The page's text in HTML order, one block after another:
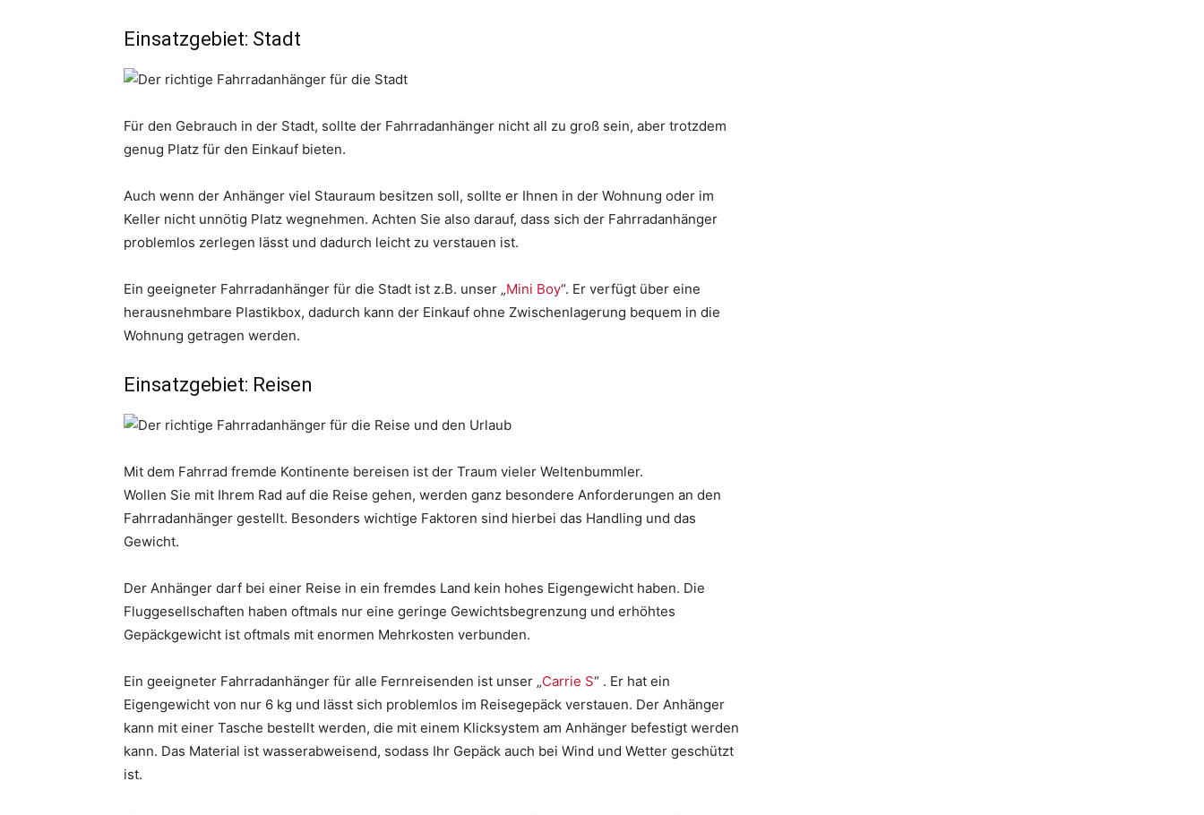
Einsatzgebiet: Stadt
Für den Gebrauch in der Stadt, sollte der Fahrradanhänger nicht all zu groß sein, aber trotzdem
genug Platz für den Einkauf bieten.
Auch wenn der Anhänger viel Stauraum besitzen soll, sollte er Ihnen in der Wohnung oder im
Keller nicht unnötig Platz wegnehmen. Achten Sie also darauf, dass sich der Fahrradanhänger
problemlos zerlegen lässt und dadurch leicht zu verstauen ist.
Ein geeigneter Fahrradanhänger für die Stadt ist z.B. unser „Mini Boy“. Er verfügt über eine
herausnehmbare Plastikbox, dadurch kann der Einkauf ohne Zwischenlagerung bequem in die
Wohnung getragen werden.
Einsatzgebiet: Reisen
Mit dem Fahrrad fremde Kontinente bereisen ist der Traum vieler Weltenbummler.
Wollen Sie mit Ihrem Rad auf die Reise gehen, werden ganz besondere Anforderungen an den
Fahrradanhänger gestellt. Besonders wichtige Faktoren sind hierbei das Handling und das
Gewicht.
Der Anhänger darf bei einer Reise in ein fremdes Land kein hohes Eigengewicht haben. Die
Fluggesellschaften haben oftmals nur eine geringe Gewichtsbegrenzung und erhöhtes
Gepäckgewicht ist oftmals mit enormen Mehrkosten verbunden.
Ein geeigneter Fahrradanhänger für alle Fernreisenden ist unser „Carrie S“ . Er hat ein
Eigengewicht von nur 6 kg und lässt sich problemlos im Reisegepäck verstauen. Der Anhänger
kann mit einer Tasche bestellt werden, die mit einem Klicksystem am Anhänger befestigt werden
kann. Das Material ist wasserabweisend, sodass Ihr Gepäck auch bei Wind und Wetter geschützt
ist.